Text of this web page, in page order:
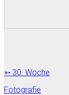
➳ 30. Woche
Fotografie